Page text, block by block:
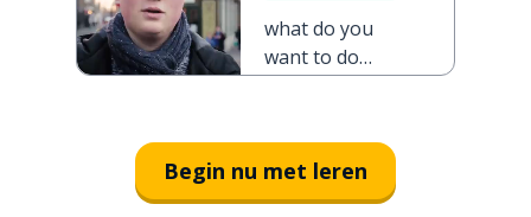
what do you
want to do
Begin nu met leren